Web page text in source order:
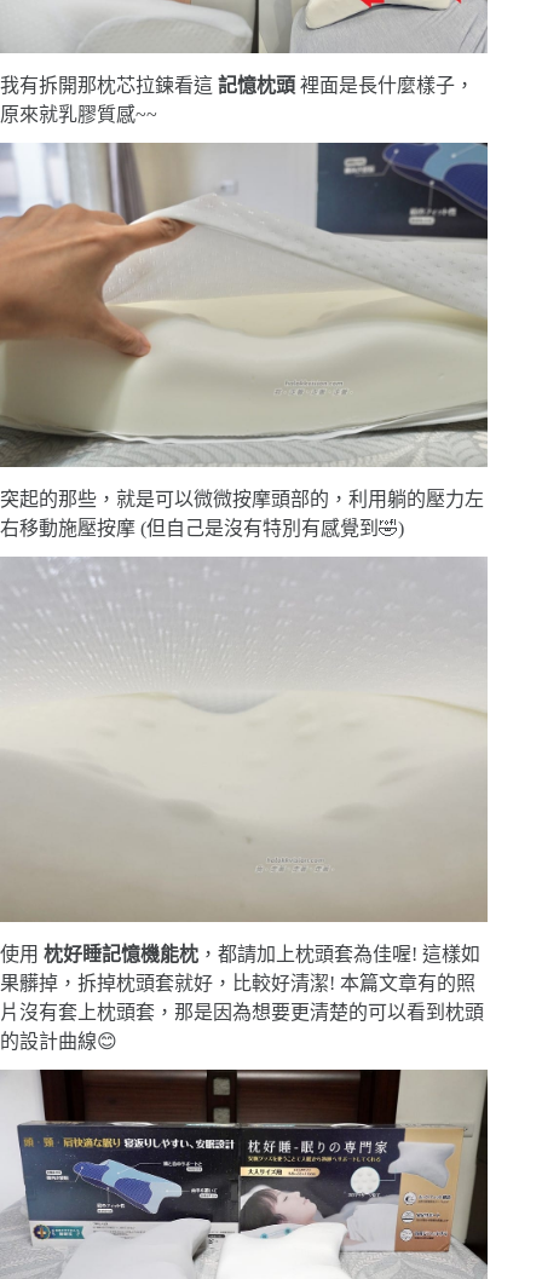
我有拆開那枕芯拉鍊看這 記憶枕頭 裡面是長什麼樣子，
原來就乳膠質感~~
突起的那些，就是可以微微按摩頭部的，利用躺的壓力左
右移動施壓按摩 (但自己是沒有特別有感覺到🤣)
使用 枕好睡記憶機能枕 ，都請加上枕頭套為佳喔! 這樣如
果髒掉，拆掉枕頭套就好，比較好清潔! 本篇文章有的照
片沒有套上枕頭套，那是因為想要更清楚的可以看到枕頭
的設計曲線😊